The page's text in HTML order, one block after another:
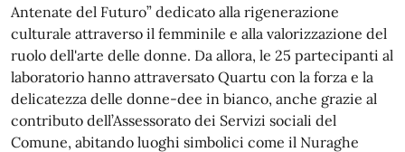
Antenate del Futuro” dedicato alla rigenerazione
culturale attraverso il femminile e alla valorizzazione del
ruolo dell'arte delle donne. Da allora, le 25 partecipanti al
laboratorio hanno attraversato Quartu con la forza e la
delicatezza delle donne-dee in bianco, anche grazie al
contributo dell’Assessorato dei Servizi sociali del
Comune, abitando luoghi simbolici come il Nuraghe